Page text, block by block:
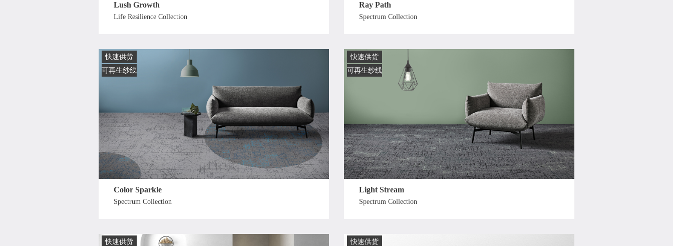
Lush Growth
Life Resilience Collection
Ray Path
Spectrum Collection
快速供货
可再生纱线
Color Sparkle
Spectrum Collection
快速供货
可再生纱线
Light Stream
Spectrum Collection
快速供货
快速供货